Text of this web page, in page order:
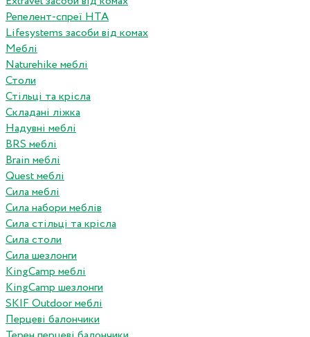
Репелент-спреї HTA
Lifesystems засоби від комах
Меблі
Naturehike меблі
Столи
Стільці та крісла
Складані ліжка
Надувні меблі
BRS меблі
Brain меблі
Quest меблі
Сила меблі
Сила набори меблів
Сила стільці та крісла
Сила столи
Сила шезлонги
KingCamp меблі
KingCamp шезлонги
SKIF Outdoor меблі
Перцеві балончики